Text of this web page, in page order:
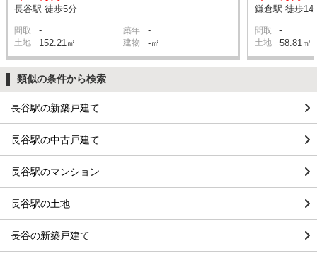
長谷駅 徒歩5分
間取 - 築年 -
土地 152.21㎡ 建物 -㎡
鎌倉駅 徒歩14
間取 -
土地 58.81㎡
類似の条件から検索
長谷駅の新築戸建て
長谷駅の中古戸建て
長谷駅のマンション
長谷駅の土地
長谷の新築戸建て